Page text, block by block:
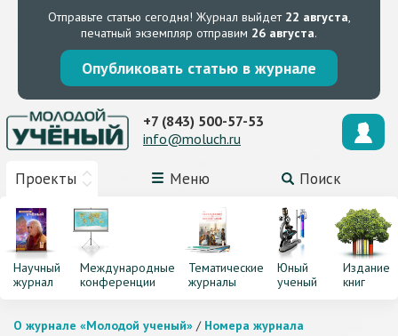
Отправьте статью сегодня! Журнал выйдет 22 августа,
печатный экземпляр отправим 26 августа.
Опубликовать статью в журнале
Проекты Меню Поиск
+7 (843) 500-57-53
info@moluch.ru
Научный
журнал
Международные
конференции
Тематические
журналы
Юный
ученый
Издание
книг
О журнале «Молодой ученый» / Номера журнала